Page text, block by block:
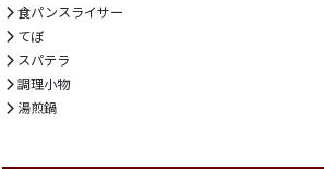
食パンスライサー
てぼ
スパテラ
調理小物
湯煎鍋